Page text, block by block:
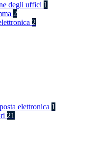
degli uffici 1
2
2
elettronica 1
21